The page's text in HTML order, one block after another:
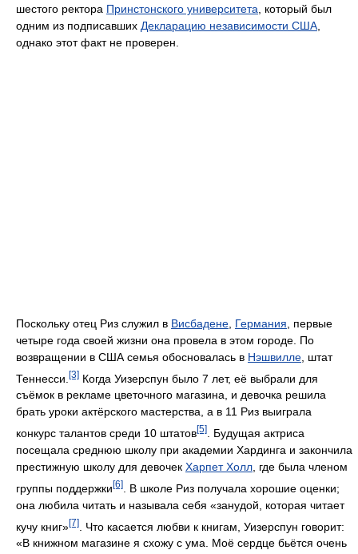
шестого ректора Принстонского университета , который был
одним из подписавших Декларацию независимости США
однако этот факт не проверен.
Поскольку отец Риз служил в Висбадене Германия , первые
четыре года своей жизни она провела в этом городе. По
возвращении в США семья обосновалась в Нэшвилле , штат
Теннесси. [3] Когда Уизерспун было 7 лет, её выбрали для
съёмок в рекламе цветочного магазина, и девочка решила
брать уроки актёрского мастерства, а в 11 Риз выиграла
конкурс талантов среди 10 штатов[5]
. Будущая актриса
посещала среднюю школу при академии Хардинга и закончила
престижную школу для девочек Харпет Холл , где была членом
группы поддержки[6]
. В школе Риз получала хорошие оценки;
она любила читать и называла себя «занудой, которая читает
кучу книг»[7]
. Что касается любви к книгам, Уизерспун говорит:
«В книжном магазине я схожу с ума. Моё сердце бьётся очень